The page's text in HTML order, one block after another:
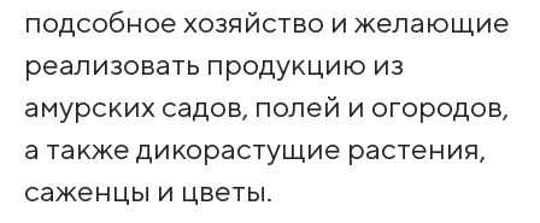
подсобное хозяйство и желающие
реализовать продукцию из
амурских садов, полей и огородов,
а также дикорастущие растения,
саженцы и цветы.